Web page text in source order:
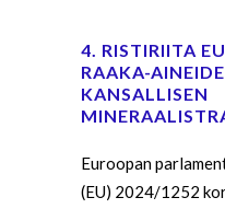
4. RISTIRIITA
RAAKA-
KANSALLISEN
Euroopan
(EU) 2024/1252